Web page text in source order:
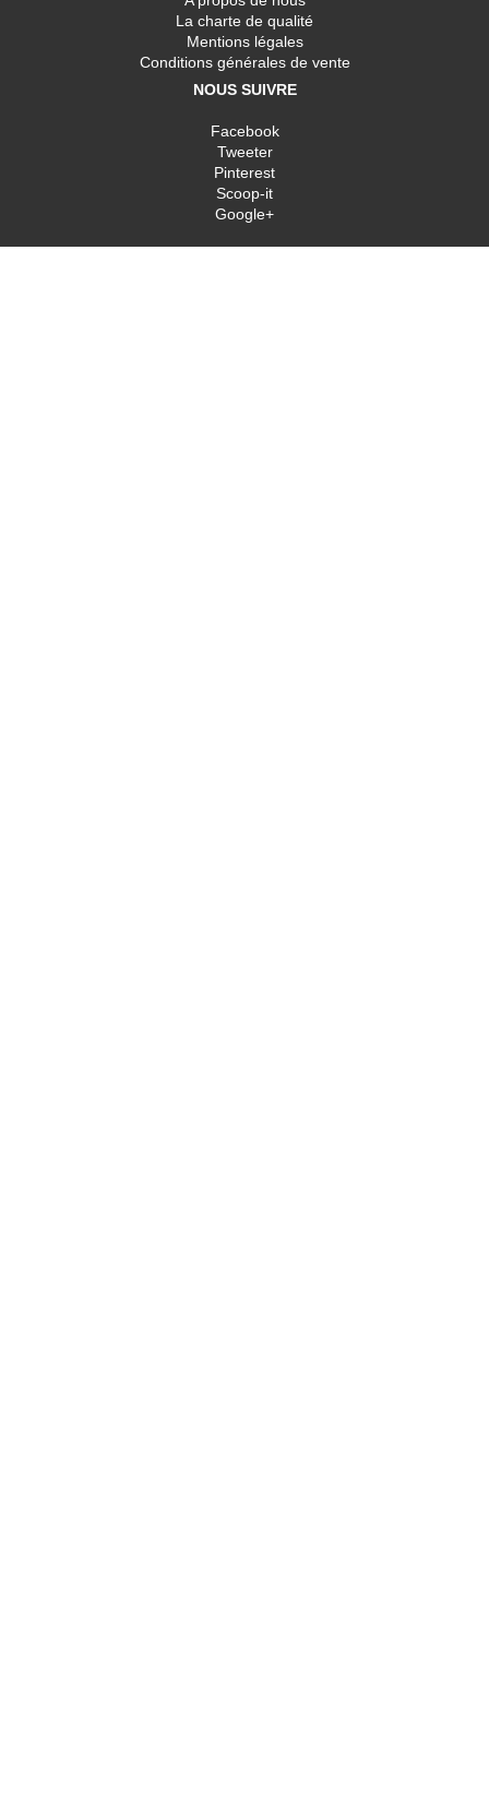
La charte de qualité
Mentions légales
Conditions générales de vente
NOUS SUIVRE
Facebook
Tweeter
Pinterest
Scoop-it
Google+